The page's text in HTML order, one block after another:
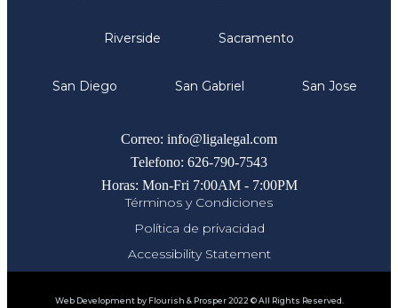
Riverside Sacramento
San Diego San Gabriel San Jose
Correo: info@ligalegal.com
Telefono: 626-790-7543
Horas: Mon-Fri 7:00AM - 7:00PM
Términos y Condiciones
Política de privacidad
Accessibility Statement
Web Development by Flourish & Prosper 2022 © All Rights Reserved.